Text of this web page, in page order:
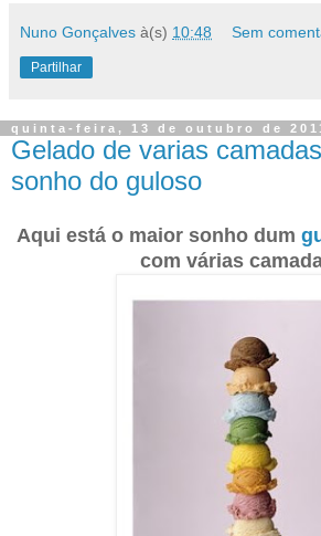
Nuno Gonçalves à(s) 10:48 Sem
Partilhar
quinta-feira, 13 de outubro de
Gelado de varias
sonho do guloso
Aqui está o maior sonho dum
com várias